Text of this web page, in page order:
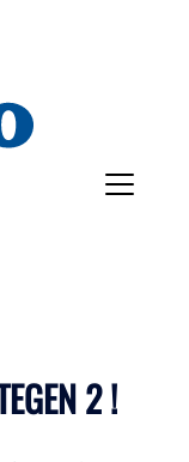
2 !